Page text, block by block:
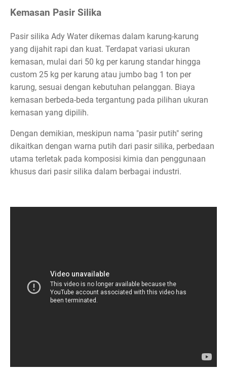
Kemasan Pasir Silika
Pasir silika Ady Water dikemas dalam karung-karung
yang dijahit rapi dan kuat. Terdapat variasi ukuran
kemasan, mulai dari 50 kg per karung standar hingga
custom 25 kg per karung atau jumbo bag 1 ton per
karung, sesuai dengan kebutuhan pelanggan. Biaya
kemasan berbeda-beda tergantung pada pilihan ukuran
kemasan yang dipilih.
Dengan demikian, meskipun nama "pasir putih" sering
dikaitkan dengan warna putih dari pasir silika, perbedaan
utama terletak pada komposisi kimia dan penggunaan
khusus dari pasir silika dalam berbagai industri.